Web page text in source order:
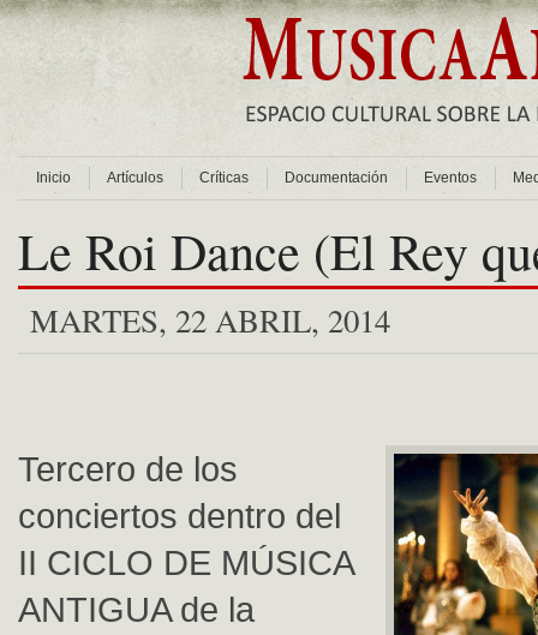
Inicio Artículos Críticas Documentación Eventos
Le Roi Dance (El Rey
MARTES, 22 ABRIL, 2014
Tercero de los
conciertos dentro del
II CICLO DE MÚSICA
ANTIGUA de la